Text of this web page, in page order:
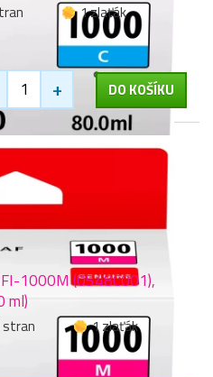
1 zlaťák
+ DO KOŠÍKU
1000M (0548C001),
ml)
stran
1 zlaťák